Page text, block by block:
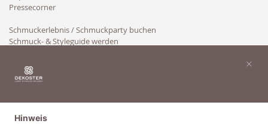
Pressecorner
Schmuckerlebnis / Schmuckparty buchen
Schmuck- & Styleguide werden
Hinweis
×